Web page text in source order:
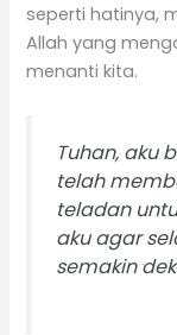
seperti hatinya,
Allah yang
menanti kita.
Tuhan, aku
telah
teladan
aku agar
semakin